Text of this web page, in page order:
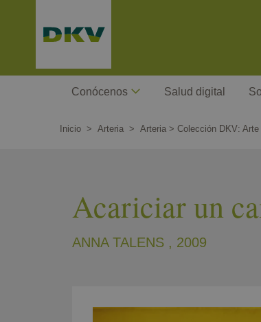
contenido
Megamenu
Conócenos Salud digital
Inicio Arteria Arteria > Colección DKV:
Acariciar un
ANNA TALENS , 2009